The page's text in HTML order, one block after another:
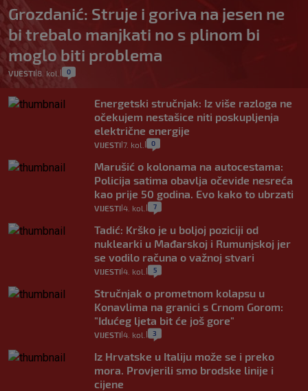
Grozdanić: Struje i goriva na jesen ne
bi trebalo manjkati no s plinom bi
moglo biti problema
VIJESTI| 8. kol. 0
Energetski stručnjak: Iz više razloga ne
očekujem nestašice niti poskupljenja
električne energije
VIJESTI 7. kol. 0
Marušić o kolonama na autocestama:
Policija satima obavlja očevide nesreća
kao prije 50 godina. Evo kako to ubrzati
VIJESTI 4. kol. 7
Tadić: Krško je u boljoj poziciji od
nuklearki u Mađarskoj i Rumunjskoj jer
se vodilo računa o važnoj stvari
VIJESTI 4. kol. 5
Stručnjak o prometnom kolapsu u
Konavlima na granici s Crnom Gorom:
"Idućeg ljeta bit će još gore"
VIJESTI 4. kol. 3
Iz Hrvatske u Italiju može se i preko
mora. Provjerili smo brodske linije i
cijene